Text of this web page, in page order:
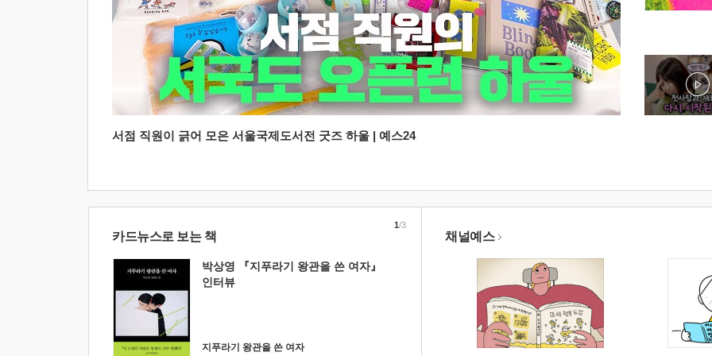
서점 직원이 긁어 모은 서울국제도서전 굿즈 하울 | 예스24
카드뉴스로 보는 책
박상영 『지푸라기 왕관을 쓴 여자』
인터뷰
지푸라기 왕관을 쓴 여자
1/3
채널예스